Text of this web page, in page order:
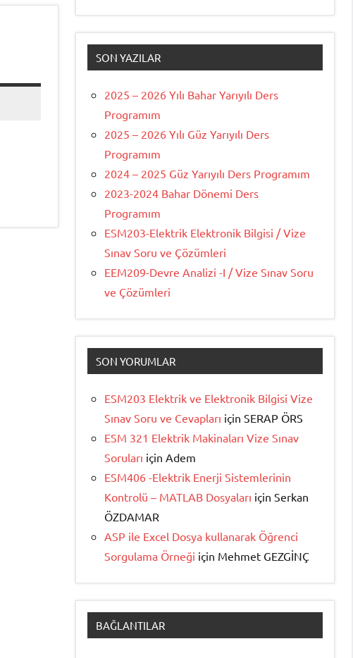
SON YAZILAR
2025 – 2026 Yılı Bahar Yarıyılı Ders
Programım
2025 – 2026 Yılı Güz Yarıyılı Ders
Programım
2024 – 2025 Güz Yarıyılı Ders Programım
2023-2024 Bahar Dönemi Ders
Programım
ESM203-Elektrik Elektronik Bilgisi / Vize
Sınav Soru ve Çözümleri
EEM209-Devre Analizi -I / Vize Sınav Soru
ve Çözümleri
SON YORUMLAR
ESM203 Elektrik ve Elektronik Bilgisi Vize
Sınav Soru ve Cevapları için SERAP ÖRS
ESM 321 Elektrik Makinaları Vize Sınav
Soruları için Adem
ESM406 -Elektrik Enerji Sistemlerinin
Kontrolü – MATLAB Dosyaları için Serkan
ÖZDAMAR
ASP ile Excel Dosya kullanarak Öğrenci
Sorgulama Örneği için Mehmet GEZGİNÇ
BAĞLANTILAR